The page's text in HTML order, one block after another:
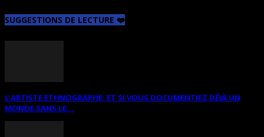
SUGGESTIONS DE LECTURE ❤️
L’ARTISTE ETHNOGRAPHE: ET SI VOUS DOCUMENTIEZ DÉJÀ UN
MONDE SANS LE...